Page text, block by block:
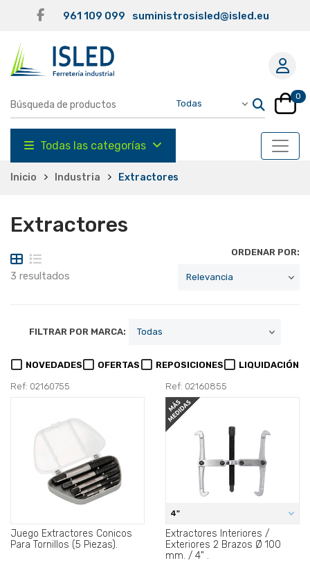
961 109 099 suministrosisled@isled.eu
0
Todas las categorías
Inicio Industria Extractores
Extractores
3 resultados
ORDENAR POR:
FILTRAR POR MARCA:
NOVEDADES OFERTAS REPOSICIONES LIQUIDACIÓN
Ref: 02160755
Juego Extractores Conicos
Para Tornillos (5 Piezas).
Ref: 02160855
4"
Extractores Interiores /
Exteriores 2 Brazos Ø 100
mm. / 4" .